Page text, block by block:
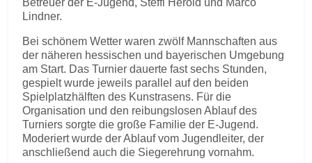
Lindner.
Bei schönem Wetter waren zwölf Mannschaften aus
der näheren hessischen und bayerischen Umgebung
am Start. Das Turnier dauerte fast sechs Stunden,
gespielt wurde jeweils parallel auf den beiden
Spielplatzhälften des Kunstrasens. Für die
Organisation und den reibungslosen Ablauf des
Turniers sorgte die große Familie der E-Jugend.
Moderiert wurde der Ablauf vom Jugendleiter, der
anschließend auch die Siegerehrung vornahm.